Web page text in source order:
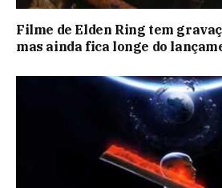
Filme de Elden Ring tem
mas ainda fica longe do